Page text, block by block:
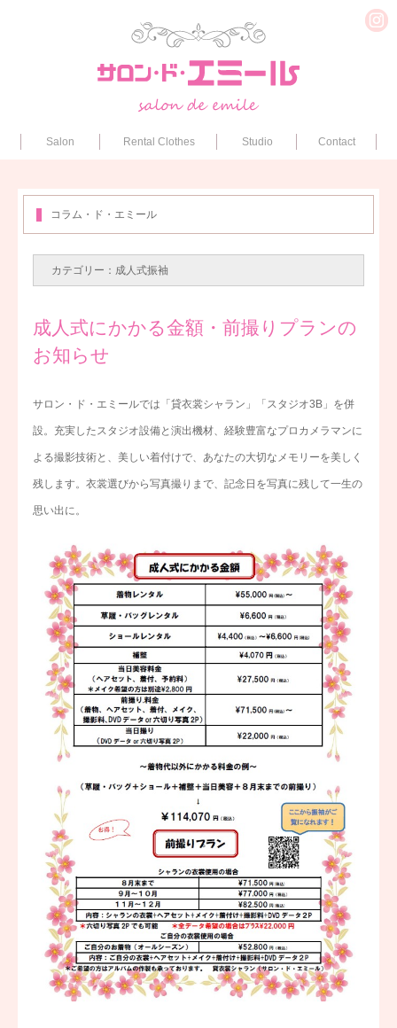
Salon Rental Clothes Studio Contact
コラム・ド・エミール
カテゴリー：成人式振袖
成人式にかかる金額・前撮りプランの
お知らせ
サロン・ド・エミールでは「貸衣裳シャラン」「スタジオ3B」を併
設。充実したスタジオ設備と演出機材、経験豊富なプロカメラマンに
よる撮影技術と、美しい着付けで、あなたの大切なメモリーを美しく
残します。衣裳選びから写真撮りまで、記念日を写真に残して一生の
思い出に。